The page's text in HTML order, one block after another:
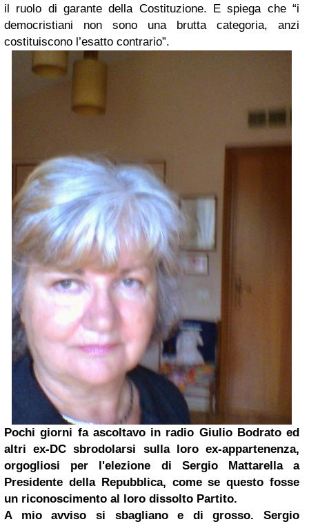
il ruolo di garante della Costituzione. E spiega che “i
democristiani non sono una brutta categoria, anzi
costituiscono l’esatto contrario”.
Pochi giorni fa ascoltavo in radio Giulio Bodrato ed
altri ex-DC sbrodolarsi sulla loro ex-appartenenza,
orgogliosi per l'elezione di Sergio Mattarella a
Presidente della Repubblica, come se questo fosse
un riconoscimento al loro dissolto Partito.
A mio avviso si sbagliano e di grosso. Sergio